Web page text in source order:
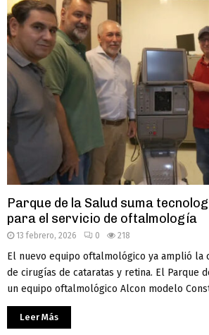
Parque de la Salud suma
para el servicio de oftalmología
13 febrero, 2026 0 218
El nuevo equipo oftalmológico ya amplió la
de cirugías de cataratas y retina. El Parque
un equipo oftalmológico Alcon modelo
Leer Más